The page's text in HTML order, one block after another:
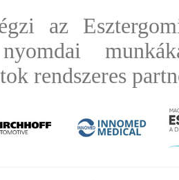
az
nyomdai
rendszeres